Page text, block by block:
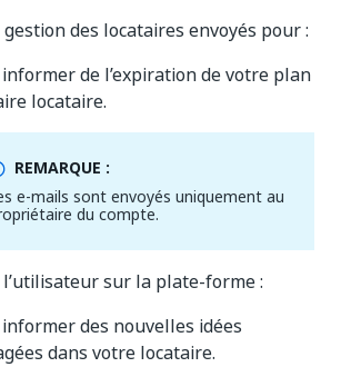
gestion des locataires envoyés pour :
de l’expiration de votre plan
locataire.
REMARQUE :
e-mails sont envoyés uniquement au
du compte.
sur la plate-forme :
des nouvelles idées
dans votre locataire.